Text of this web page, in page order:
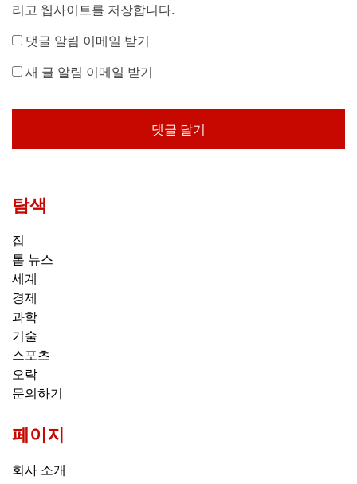
리고 웹사이트를 저장합니다.
댓글 알림 이메일 받기
새 글 알림 이메일 받기
탐색
집
톱 뉴스
세계
경제
과학
기술
스포츠
오락
문의하기
페이지
회사 소개